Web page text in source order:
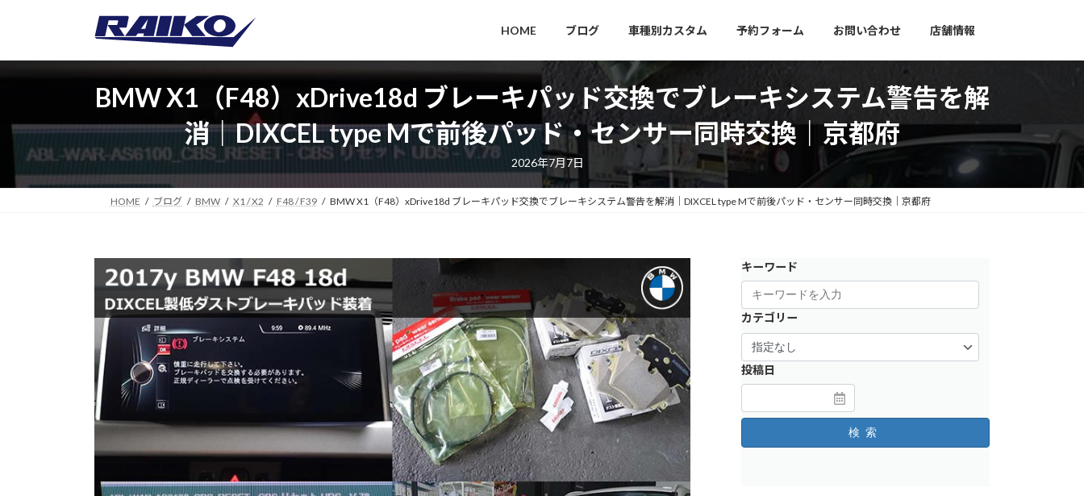
ス
ン
HOME ブログ 車種別カスタム 予約フォーム お問い合わせ 店舗情報
BMW X1（F48）xDrive18d ブレーキパッド交換でブレーキシステム警告を解
消｜DIXCEL type Mで前後パッド・センサー同時交換｜京都府
2026年7月7日
HOME ブログ BMW X1 / X2 F48 / F39 BMW X1（F48）xDrive18d ブレーキパッド交換でブレーキシステム警告を解消｜DIXCEL type Mで前後パッド・センサー同時交換｜京都府
キーワード
カテゴリー
投稿日
検索